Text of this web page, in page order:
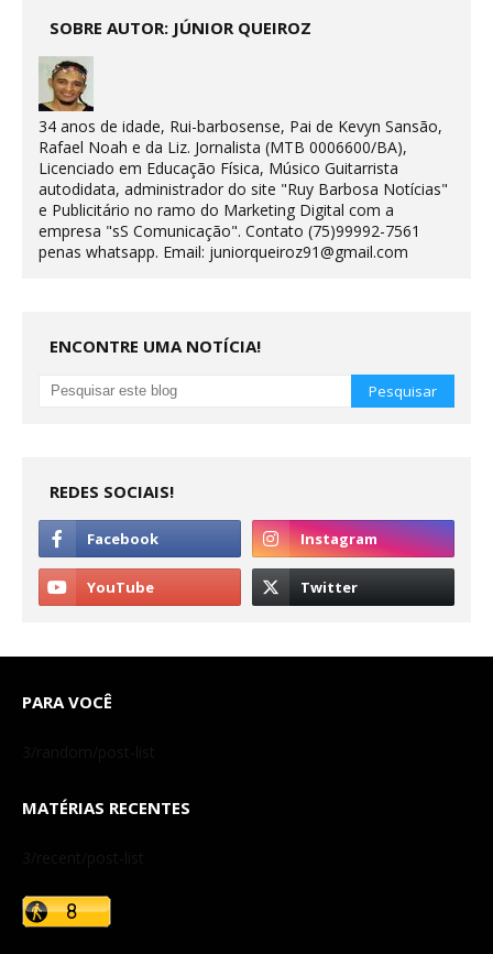
SOBRE AUTOR: JÚNIOR QUEIROZ
34 anos de idade, Rui-barbosense, Pai de Kevyn Sansão,
Rafael Noah e da Liz. Jornalista (MTB 0006600/BA),
Licenciado em Educação Física, Músico Guitarrista
autodidata, administrador do site "Ruy Barbosa Notícias"
e Publicitário no ramo do Marketing Digital com a
empresa "sS Comunicação". Contato (75)99992-7561
penas whatsapp. Email: juniorqueiroz91@gmail.com
ENCONTRE UMA NOTÍCIA!
REDES SOCIAIS!
PARA VOCÊ
3/random/post-list
MATÉRIAS RECENTES
3/recent/post-list